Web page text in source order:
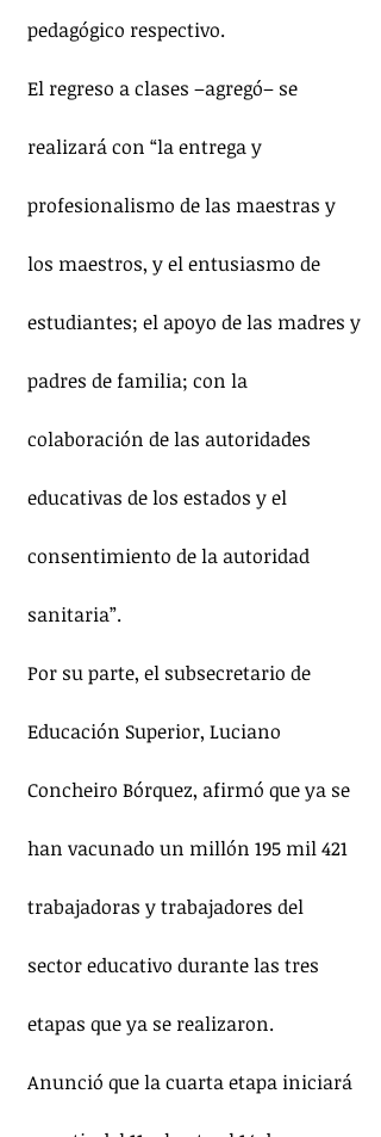
pedagógico respectivo.
El regreso a clases –agregó– se
realizará con “la entrega y
profesionalismo de las maestras y
los maestros, y el entusiasmo de
estudiantes; el apoyo de las madres y
padres de familia; con la
colaboración de las autoridades
educativas de los estados y el
consentimiento de la autoridad
sanitaria”.
Por su parte, el subsecretario de
Educación Superior, Luciano
Concheiro Bórquez, afirmó que ya se
han vacunado un millón 195 mil 421
trabajadoras y trabajadores del
sector educativo durante las tres
etapas que ya se realizaron.
Anunció que la cuarta etapa iniciará